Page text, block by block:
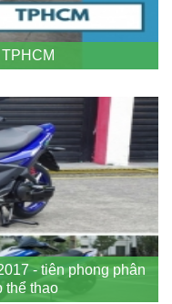
- tiên phong phân
thể thao